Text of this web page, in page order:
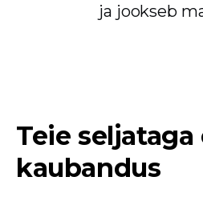
ja jookseb
Teie seljataga
kaubandus